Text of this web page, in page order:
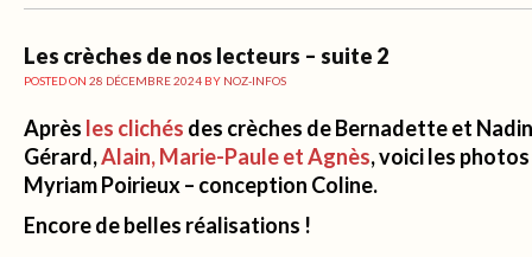
Les crèches de nos lecteurs – suite 2
POSTED ON 28 DÉCEMBRE 2024 BY NOZ-INFOS
Après les clichés des crèches de Bernadette et
Gérard,Alain, Marie-Paule et Agnès, voici les
Myriam Poirieux – conception Coline.
Encore de belles réalisations !